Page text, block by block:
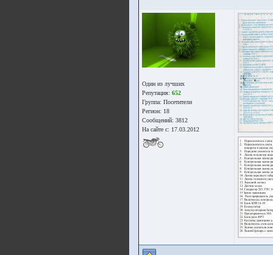
Один из лучших
Репутация: 652
Группа: Посетители
Регион: 18
Сообщений: 3812
На сайте с: 17.03.2012